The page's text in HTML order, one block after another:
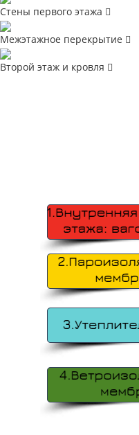
Стены первого этажа
Межэтажное перекрытие
Второй этаж и кровля